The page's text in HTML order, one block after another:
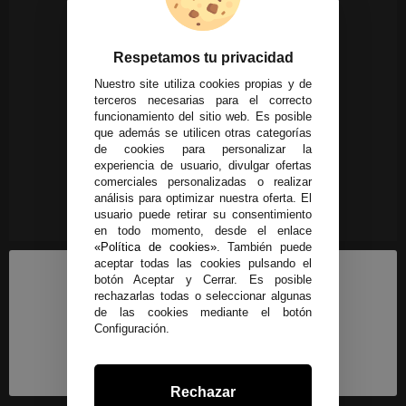
Respetamos tu privacidad
Nuestro site utiliza cookies propias y de
terceros necesarias para el correcto
funcionamiento del sitio web. Es posible
que además se utilicen otras categorías
de cookies para personalizar la
experiencia de usuario, divulgar ofertas
comerciales personalizadas o realizar
análisis para optimizar nuestra oferta. El
usuario puede retirar su consentimiento
en todo momento, desde el enlace
«Política de cookies». También puede
aceptar todas las cookies pulsando el
botón Aceptar y Cerrar. Es posible
rechazarlas todas o seleccionar algunas
de las cookies mediante el botón
Configuración.
Rechazar